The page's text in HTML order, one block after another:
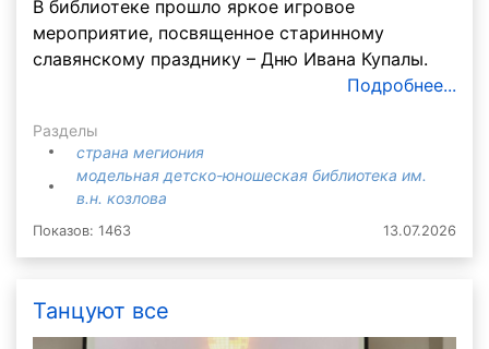
В библиотеке прошло яркое игровое
мероприятие, посвященное старинному
славянскому празднику – Дню Ивана Купалы.
Подробнее...
Разделы
страна мегиония
модельная детско-юношеская библиотека им.
в.н. козлова
Показов: 1463 13.07.2026
Танцуют все